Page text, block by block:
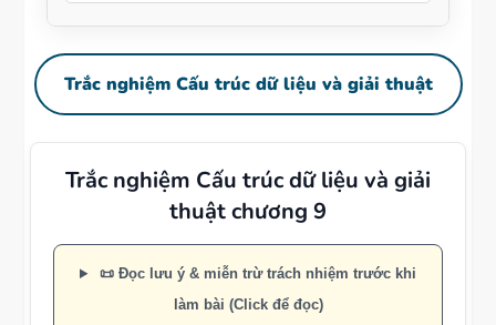
Trắc nghiệm Cấu trúc dữ liệu và giải thuật
Trắc nghiệm Cấu trúc dữ liệu và giải
thuật chương 9
📜 Đọc lưu ý & miễn trừ trách nhiệm trước khi
làm bài (Click để đọc)